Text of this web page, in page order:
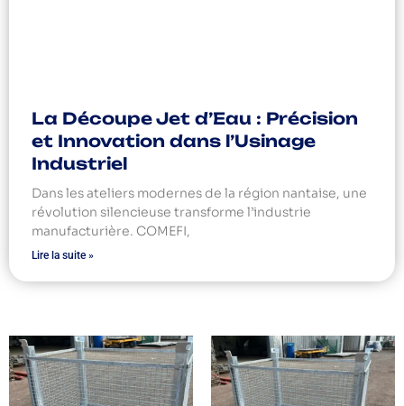
La Découpe Jet d’Eau : Précision
et Innovation dans l’Usinage
Industriel
Dans les ateliers modernes de la région nantaise, une
révolution silencieuse transforme l’industrie
manufacturière. COMEFI,
Lire la suite »